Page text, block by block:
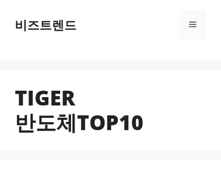
건너뛰기비즈트렌드 메뉴
TIGER
반도체TOP10